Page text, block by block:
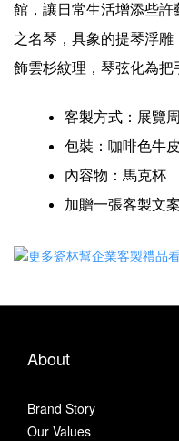
館，讓日常生活增添些
之名琴，具象的提琴浮
飾雲杉紋理，琴弦化為把
客製方式：展覽
包裝：咖啡色牛
內容物：馬克杯
加贈一張客製文
About
Brand Story
Our Values